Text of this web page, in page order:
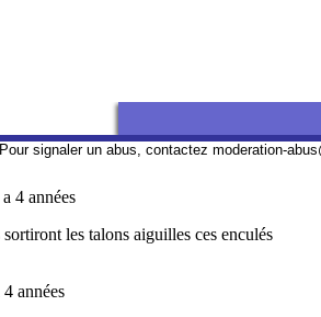
Pour signaler un abus, contactez moderation-